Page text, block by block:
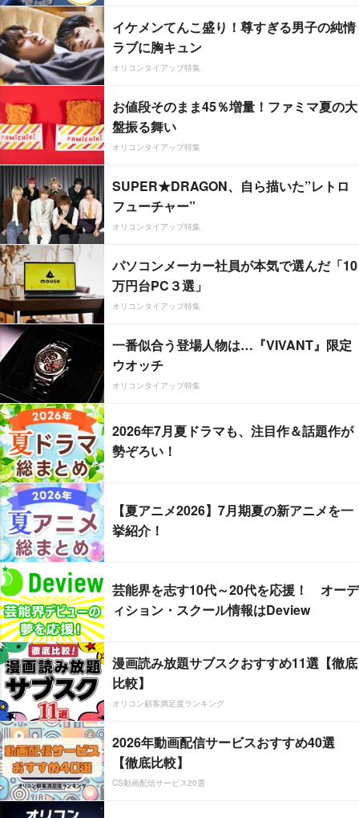
イケメンてんこ盛り！尊すぎる男子の純情
ラブに胸キュン
オリコンタイアップ特集
お値段そのまま45％増量！ファミマ夏の大
盤振る舞い
オリコンタイアップ特集
SUPER★DRAGON、自ら描いた”レトロ
フューチャー”
オリコンタイアップ特集
パソコンメーカー社員が本気で選んだ「10
万円台PC３選」
オリコンタイアップ特集
一番似合う登場人物は…『VIVANT』限定
ウオッチ
オリコンタイアップ特集
2026年7月夏ドラマも、注目作＆話題作が
勢ぞろい！
【夏アニメ2026】7月期夏の新アニメを一
挙紹介！
芸能界を志す10代～20代を応援！ オーデ
ィション・スクール情報はDeview
漫画読み放題サブスクおすすめ11選【徹底
比較】
オリコン顧客満足度ランキング
2026年動画配信サービスおすすめ40選
【徹底比較】
CS動画配信サービス20選